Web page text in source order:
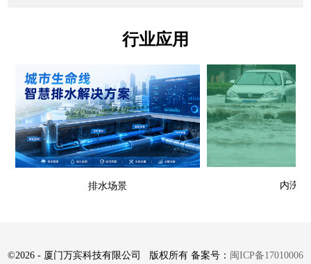
行业应用
排水场景 内涝场
©2026 - 厦门万宾科技有限公司 版权所有 备案号： 闽ICP备17010006